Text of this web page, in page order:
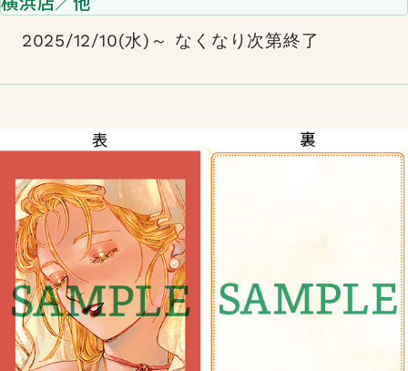
2025/12/10(水)～ なくなり次第終了